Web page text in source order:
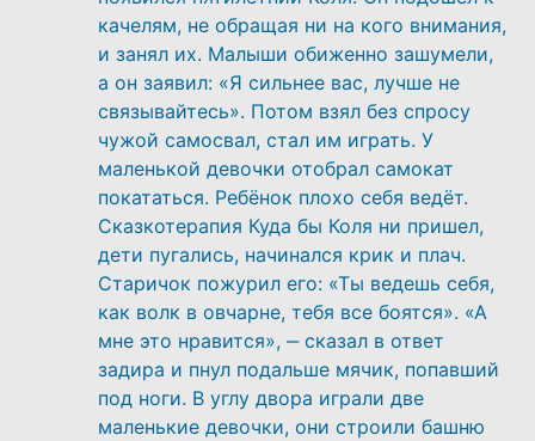
качелям, не обращая ни на кого внимания,
и занял их. Малыши обиженно зашумели,
а он заявил: «Я сильнее вас, лучше не
связывайтесь». Потом взял без спросу
чужой самосвал, стал им играть. У
маленькой девочки отобрал самокат
покататься. Ребёнок плохо себя ведёт.
Сказкотерапия Куда бы Коля ни пришел,
дети пугались, начинался крик и плач.
Старичок пожурил его: «Ты ведешь себя,
как волк в овчарне, тебя все боятся». «А
мне это нравится», ‒ сказал в ответ
задира и пнул подальше мячик, попавший
под ноги. В углу двора играли две
маленькие девочки, они строили башню